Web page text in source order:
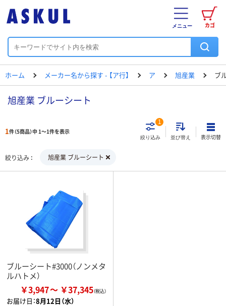
カゴ
メニュー
ホーム メーカー名から探す - 【ア行】 ア 旭産業 ブ
旭産業 ブルーシート
1件（5商品）中 1～1件を表示
絞り込み
1
並び替え 表示切替
絞り込み 旭産業 ブルーシート
ブルーシート#3000（ノンメタ
ルハトメ）
￥3,947 ￥37,345
お届け日：8月12日（水）